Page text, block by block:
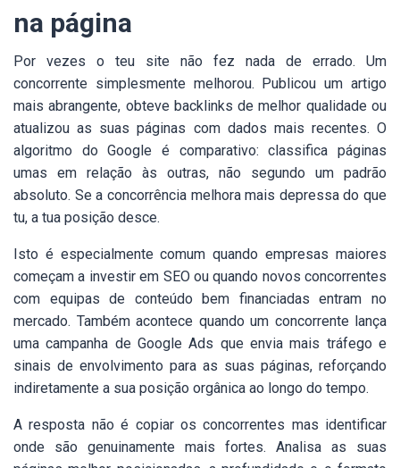
na página
Por vezes o teu site não fez nada de errado. Um
concorrente simplesmente melhorou. Publicou um artigo
mais abrangente, obteve backlinks de melhor qualidade ou
atualizou as suas páginas com dados mais recentes. O
algoritmo do Google é comparativo: classifica páginas
umas em relação às outras, não segundo um padrão
absoluto. Se a concorrência melhora mais depressa do que
tu, a tua posição desce.
Isto é especialmente comum quando empresas maiores
começam a investir em SEO ou quando novos concorrentes
com equipas de conteúdo bem financiadas entram no
mercado. Também acontece quando um concorrente lança
uma campanha de Google Ads que envia mais tráfego e
sinais de envolvimento para as suas páginas, reforçando
indiretamente a sua posição orgânica ao longo do tempo.
A resposta não é copiar os concorrentes mas identificar
onde são genuinamente mais fortes. Analisa as suas